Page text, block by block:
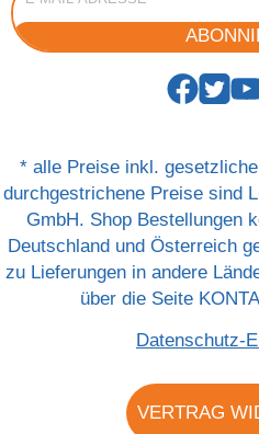
* alle Preise inkl.
durchgestrichene Preise sind
GmbH. Shop Bestellungen
Deutschland und Österreich
zu Lieferungen in andere
über die Seite
Datenschutz-
VERTRAG